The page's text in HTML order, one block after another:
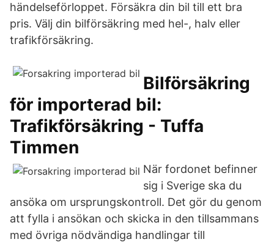
händelseförloppet. Försäkra din bil till ett bra
pris. Välj din bilförsäkring med hel-, halv eller
trafikförsäkring.
Bilförsäkring
för importerad bil:
Trafikförsäkring - Tuffa
Timmen
När fordonet befinner
sig i Sverige ska du
ansöka om ursprungskontroll. Det gör du genom
att fylla i ansökan och skicka in den tillsammans
med övriga nödvändiga handlingar till